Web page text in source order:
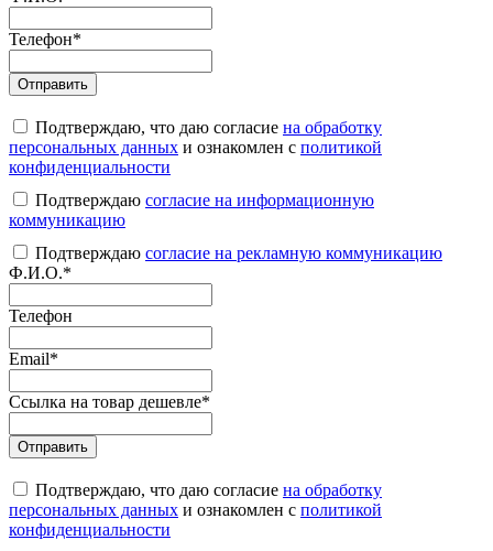
Телефон*
Подтверждаю, что даю согласие на обработку
персональных данных и ознакомлен с политикой
конфиденциальности
Подтверждаю согласие на информационную
коммуникацию
Подтверждаю согласие на рекламную коммуникацию
Ф.И.О.*
Телефон
Email*
Ссылка на товар дешевле*
Подтверждаю, что даю согласие на обработку
персональных данных и ознакомлен с политикой
конфиденциальности